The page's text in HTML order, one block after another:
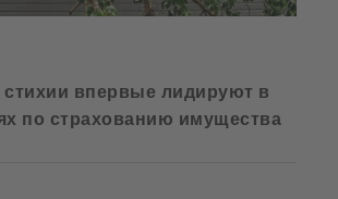
впервые лидируют в
по страхованию имущества